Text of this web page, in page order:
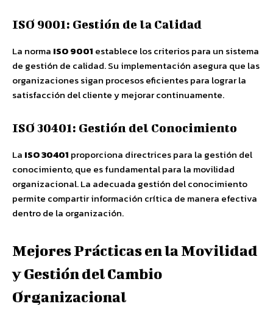
ISO 9001: Gestión de la Calidad
La norma ISO 9001 establece los criterios para un sistema
de gestión de calidad. Su implementación asegura que las
organizaciones sigan procesos eficientes para lograr la
satisfacción del cliente y mejorar continuamente.
ISO 30401: Gestión del Conocimiento
La ISO 30401 proporciona directrices para la gestión del
conocimiento, que es fundamental para la movilidad
organizacional. La adecuada gestión del conocimiento
permite compartir información crítica de manera efectiva
dentro de la organización.
Mejores Prácticas en la Movilidad
y Gestión del Cambio
Organizacional